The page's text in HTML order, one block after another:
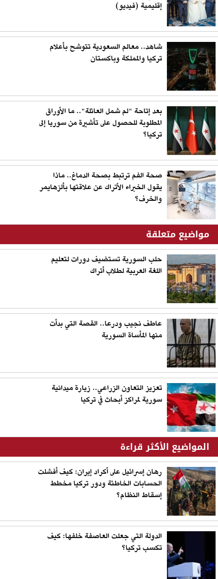
إقليمية (فيديو)
شاهد.. معالم السعودية تتوشح بأعلام
تركيا والمملكة وباكستان
بعد إتاحة "لم شمل العائلة".. ما الأوراق
المطلوبة للحصول على تأشيرة من سوريا إلى
تركيا؟
صحة الفم ترتبط بصحة الدماغ.. ماذا
يقول الخبراء الأتراك عن علاقتها بألزهايمر
والخرف؟
مواضيع متعلقة
حلب السورية تستضيف دورات لتعليم
اللغة العربية لطلاب أتراك
عاطف نجيب ودرعا.. القصة التي بدأت
منها المأساة السورية
تعزيز التعاون الزراعي.. زيارة ميدانية
سورية لمراكز أبحاث في تركيا
المواضيع الأكثر قراءة
رهان إسرائيل على أكراد إيران: كيف أفشلت
الحسابات الخاطئة ودور تركيا مخطط
إسقاط النظام؟
الدولة التي جعلت العاصفة خلفها: كيف
تكسب تركيا؟